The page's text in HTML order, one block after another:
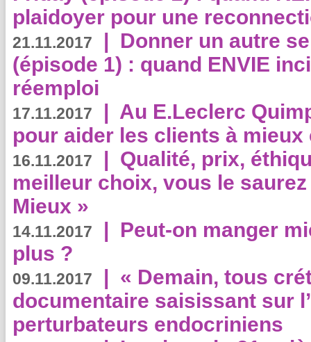
plaidoyer pour une
21.11.2017 | Donner un autre
(épisode 1) : quand ENVIE
réemploi
17.11.2017 | Au E.Leclerc
pour aider les clients à
16.11.2017 | Qualité, prix,
meilleur choix, vous le
Mieux »
14.11.2017 | Peut-on manger
plus ?
09.11.2017 | « Demain, tous
documentaire saisissant sur
perturbateurs endocriniens